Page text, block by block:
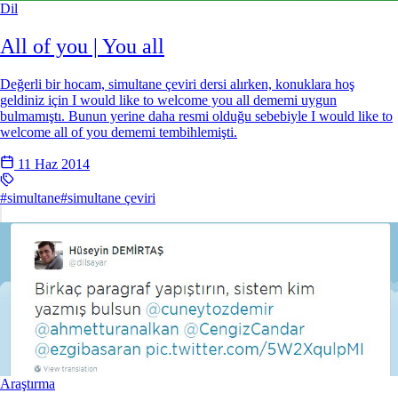
Dil
All of you | You all
Değerli bir hocam, simultane çeviri dersi alırken, konuklara hoş
geldiniz için I would like to welcome you all dememi uygun
bulmamıştı. Bunun yerine daha resmi olduğu sebebiyle I would like to
welcome all of you dememi tembihlemişti.
11 Haz 2014
#simultane#simultane çeviri
Araştırma